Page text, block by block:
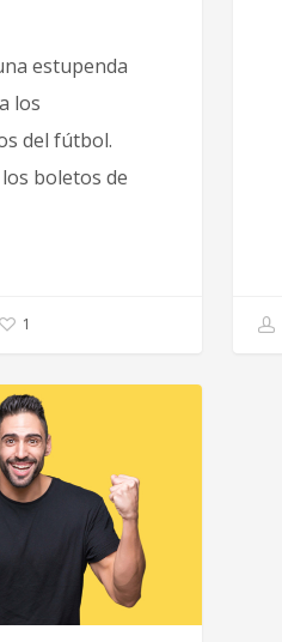
estupenda
los
del fútbol.
boletos de
1